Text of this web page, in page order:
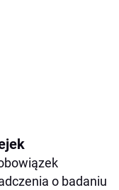
o badaniu